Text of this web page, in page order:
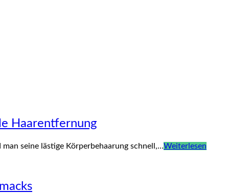
Haarentfernung
seine lästige Körperbehaarung schnell,…Weiterlesen